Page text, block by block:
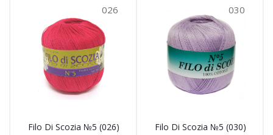
026
Filo Di Scozia №5 (026)
030
Filo Di Scozia №5 (030)